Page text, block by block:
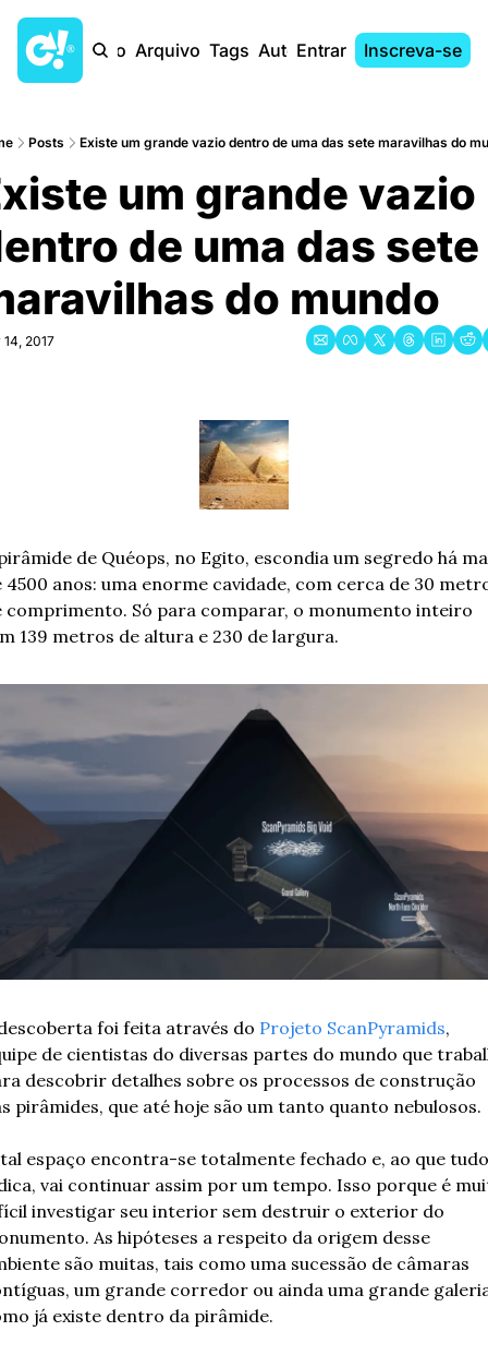
Início Arquivo Tags AutoresEntrar Inscreva-se
Posts Existe um grande vazio dentro de uma das sete maravilhas do
um grande vazio
de uma das sete
do mundo
14, 2017
de Quéops, no Egito, escondia um segredo há
4500 anos: uma enorme cavidade, com cerca de 30
comprimento. Só para comparar, o monumento inteiro
139 metros de altura e 230 de largura.
foi feita através do Projeto ScanPyramids,
de cientistas do diversas partes do mundo que
descobrir detalhes sobre os processos de construção
pirâmides, que até hoje são um tanto quanto nebulosos.
espaço encontra-se totalmente fechado e, ao que tudo
vai continuar assim por um tempo. Isso porque é
investigar seu interior sem destruir o exterior do
As hipóteses a respeito da origem desse
são muitas, tais como uma sucessão de câmaras
um grande corredor ou ainda uma grande
já existe dentro da pirâmide.